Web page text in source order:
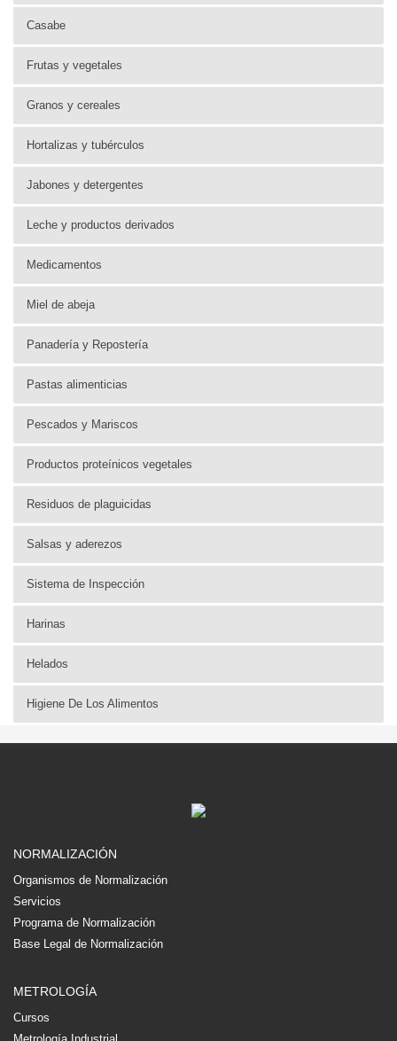
Casabe
Frutas y vegetales
Granos y cereales
Hortalizas y tubérculos
Jabones y detergentes
Leche y productos derivados
Medicamentos
Miel de abeja
Panadería y Repostería
Pastas alimenticias
Pescados y Mariscos
Productos proteínicos vegetales
Residuos de plaguicidas
Salsas y aderezos
Sistema de Inspección
Harinas
Helados
Higiene De Los Alimentos
NORMALIZACIÓN
Organismos de Normalización
Servicios
Programa de Normalización
Base Legal de Normalización
METROLOGÍA
Cursos